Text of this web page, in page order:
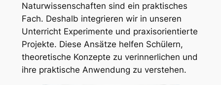
Naturwissenschaften sind ein praktisches
Fach. Deshalb integrieren wir in unseren
Unterricht Experimente und praxisorientierte
Projekte. Diese Ansätze helfen Schülern,
theoretische Konzepte zu verinnerlichen und
ihre praktische Anwendung zu verstehen.